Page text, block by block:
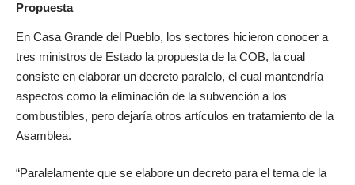
Propuesta
En Casa Grande del Pueblo, los sectores hicieron conocer a
tres ministros de Estado la propuesta de la COB, la cual
consiste en elaborar un decreto paralelo, el cual mantendría
aspectos como la eliminación de la subvención a los
combustibles, pero dejaría otros artículos en tratamiento de la
Asamblea.
“Paralelamente que se elabore un decreto para el tema de la